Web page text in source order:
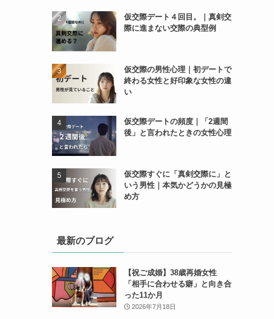
仮交際デート４回目。｜真剣交
際に進まない交際の典型例
仮交際の男性心理｜初デートで
終わる女性と好印象な女性の違
い
仮交際デートの頻度｜「2週間
後」と言われたときの女性心理
仮交際すぐに「真剣交際に」と
いう男性｜本気かどうかの見極
め方
最新のブログ
【祝ご成婚】38歳再婚女性
「相手に合わせる癖」と向き合
った11か月
2026年7月18日